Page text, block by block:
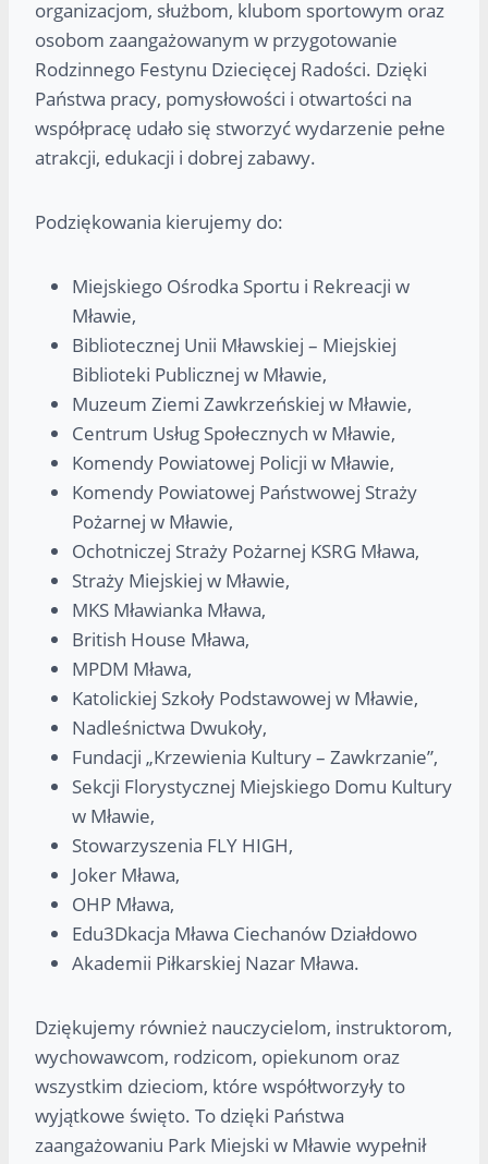
organizacjom, służbom, klubom sportowym oraz
osobom zaangażowanym w przygotowanie
Rodzinnego Festynu Dziecięcej Radości. Dzięki
Państwa pracy, pomysłowości i otwartości na
współpracę udało się stworzyć wydarzenie pełne
atrakcji, edukacji i dobrej zabawy.
Podziękowania kierujemy do:
Miejskiego Ośrodka Sportu i Rekreacji w
Mławie,
Bibliotecznej Unii Mławskiej – Miejskiej
Biblioteki Publicznej w Mławie,
Muzeum Ziemi Zawkrzeńskiej w Mławie,
Centrum Usług Społecznych w Mławie,
Komendy Powiatowej Policji w Mławie,
Komendy Powiatowej Państwowej Straży
Pożarnej w Mławie,
Ochotniczej Straży Pożarnej KSRG Mława,
Straży Miejskiej w Mławie,
MKS Mławianka Mława,
British House Mława,
MPDM Mława,
Katolickiej Szkoły Podstawowej w Mławie,
Nadleśnictwa Dwukoły,
Fundacji „Krzewienia Kultury – Zawkrzanie”,
Sekcji Florystycznej Miejskiego Domu Kultury
w Mławie,
Stowarzyszenia FLY HIGH,
Joker Mława,
OHP Mława,
Edu3Dkacja Mława Ciechanów Działdowo
Akademii Piłkarskiej Nazar Mława.
Dziękujemy również nauczycielom, instruktorom,
wychowawcom, rodzicom, opiekunom oraz
wszystkim dzieciom, które współtworzyły to
wyjątkowe święto. To dzięki Państwa
zaangażowaniu Park Miejski w Mławie wypełnił